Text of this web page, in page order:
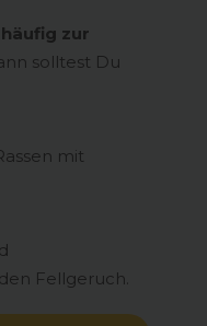
häufig zur
solltest Du
mit
Fellgeruch.